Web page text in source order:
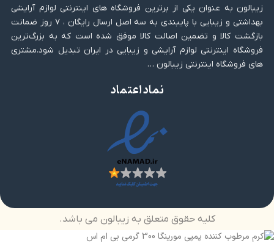
زیبالون به عنوان یکی از برترین فروشگاه های اینترنتی لوازم آرایشی
بهداشتی و زیبایی با پایبندی به سه اصل ارسال رایگان ، ۷ روز ضمانت
بازگشت کالا و تضمین اصالت کالا موفق شده است که به بزرگ‌ترین
فروشگاه اینترنتی لوازم آرایشی و زیبایی در ایران تبدیل شود.مشتری
های فروشگاه اینترنتی زیبالون …
نماد اعتماد
کلیه حقوق متعلق به زیبالون می باشد.